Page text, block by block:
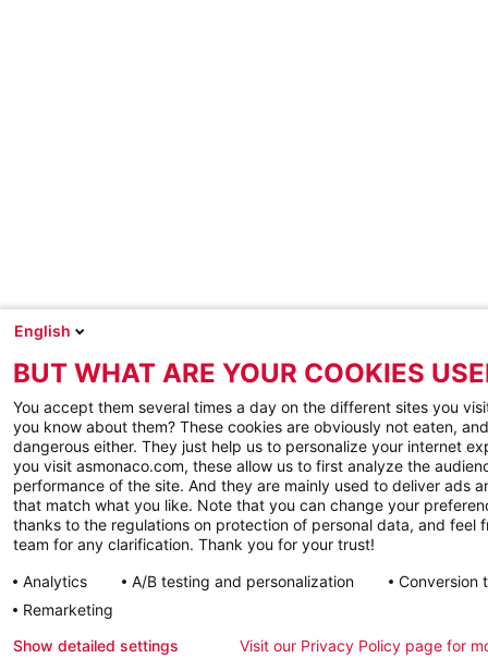
English
BUT WHAT ARE YOUR COOKIES
You accept them several times a day on the different sites you
you know about them? These cookies are obviously not eaten,
dangerous either. They just help us to personalize your internet
you visit asmonaco.com, these allow us to first analyze the
performance of the site. And they are mainly used to deliver ads
that match what you like. Note that you can change your
thanks to the regulations on protection of personal data, and feel
team for any clarification. Thank you for your trust!
Analytics
A/B testing and personalization
Conversion
Remarketing
Show detailed settings
Visit our Privacy Policy page for